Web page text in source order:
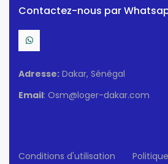
Contactez-nous par
Adresse: Dakar, Sénégal
Email: Osm@loger-dakar.com
Conditions d'utilisation